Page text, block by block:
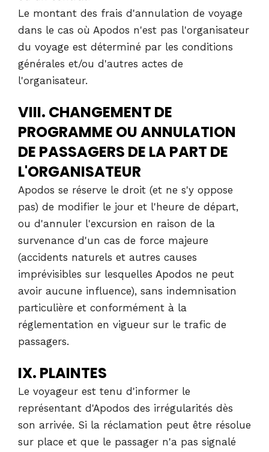
Le montant des frais d'annulation de voyage
dans le cas où Apodos n'est pas l'organisateur
du voyage est déterminé par les conditions
générales et/ou d'autres actes de
l'organisateur.
VIII. CHANGEMENT DE
PROGRAMME OU ANNULATION
DE PASSAGERS DE LA PART DE
L'ORGANISATEUR
Apodos se réserve le droit (et ne s'y oppose
pas) de modifier le jour et l'heure de départ,
ou d'annuler l'excursion en raison de la
survenance d'un cas de force majeure
(accidents naturels et autres causes
imprévisibles sur lesquelles Apodos ne peut
avoir aucune influence), sans indemnisation
particulière et conformément à la
réglementation en vigueur sur le trafic de
passagers.
IX. PLAINTES
Le voyageur est tenu d'informer le
représentant d'Apodos des irrégularités dès
son arrivée. Si la réclamation peut être résolue
sur place et que le passager n'a pas signalé